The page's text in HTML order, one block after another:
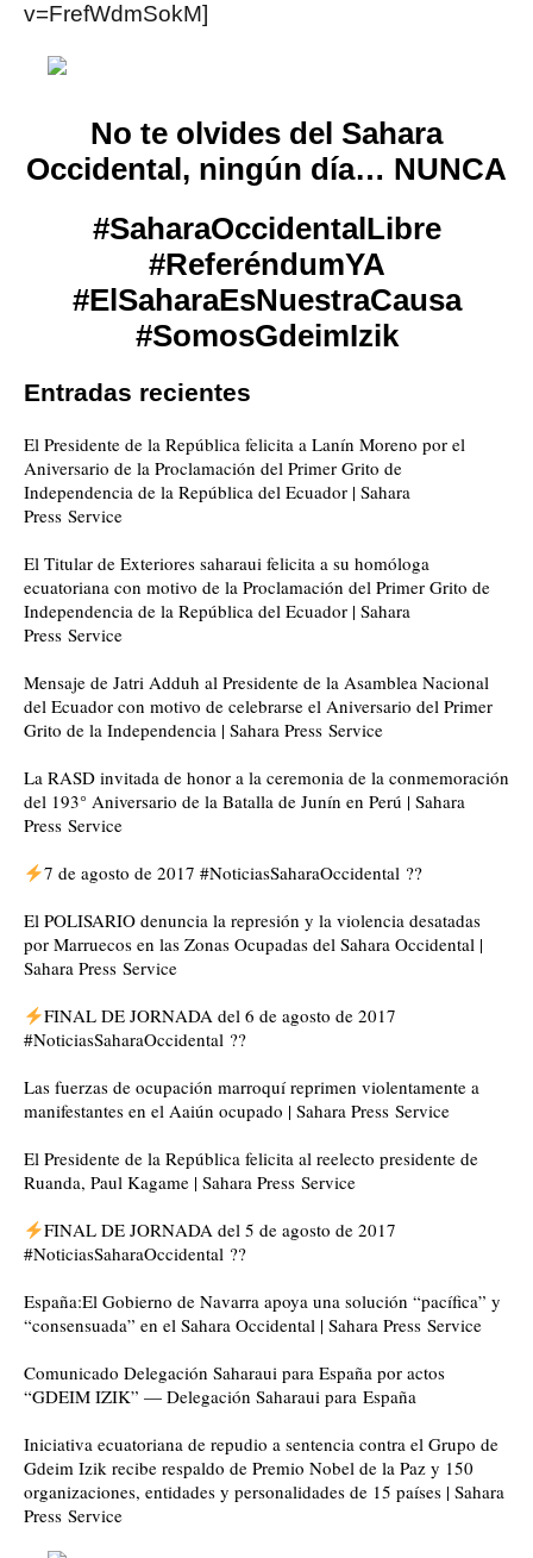
v=FrefWdmSokM]
No te olvides del Sahara
Occidental, ningún día… NUNCA
#SaharaOccidentalLibre
#ReferéndumYA
#ElSaharaEsNuestraCausa
#SomosGdeimIzik
Entradas recientes
El Presidente de la República felicita a Lanín Moreno por el
Aniversario de la Proclamación del Primer Grito de
Independencia de la República del Ecuador | Sahara
Press Service
El Titular de Exteriores saharaui felicita a su homóloga
ecuatoriana con motivo de la Proclamación del Primer Grito de
Independencia de la República del Ecuador | Sahara
Press Service
Mensaje de Jatri Adduh al Presidente de la Asamblea Nacional
del Ecuador con motivo de celebrarse el Aniversario del Primer
Grito de la Independencia | Sahara Press Service
La RASD invitada de honor a la ceremonia de la conmemoración
del 193° Aniversario de la Batalla de Junín en Perú | Sahara
Press Service
7 de agosto de 2017 #NoticiasSaharaOccidental ??
El POLISARIO denuncia la represión y la violencia desatadas
por Marruecos en las Zonas Ocupadas del Sahara Occidental |
Sahara Press Service
FINAL DE JORNADA del 6 de agosto de 2017
#NoticiasSaharaOccidental ??
Las fuerzas de ocupación marroquí reprimen violentamente a
manifestantes en el Aaiún ocupado | Sahara Press Service
El Presidente de la República felicita al reelecto presidente de
Ruanda, Paul Kagame | Sahara Press Service
FINAL DE JORNADA del 5 de agosto de 2017
#NoticiasSaharaOccidental ??
España:El Gobierno de Navarra apoya una solución “pacífica” y
“consensuada” en el Sahara Occidental | Sahara Press Service
Comunicado Delegación Saharaui para España por actos
“GDEIM IZIK” — Delegación Saharaui para España
Iniciativa ecuatoriana de repudio a sentencia contra el Grupo de
Gdeim Izik recibe respaldo de Premio Nobel de la Paz y 150
organizaciones, entidades y personalidades de 15 países | Sahara
Press Service